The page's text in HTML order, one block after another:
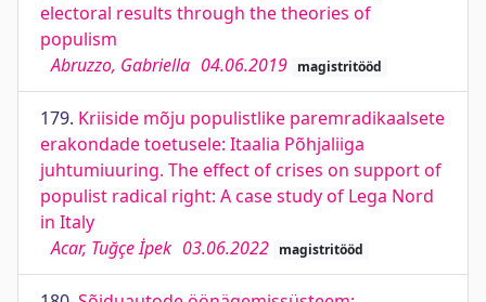
electoral results through the theories of
populism
Abruzzo, Gabriella 04.06.2019 magistritööd
179. Kriiside mõju populistlike paremradikaalsete
erakondade toetusele: Itaalia Põhjaliiga
juhtumiuuring. The effect of crises on support of
populist radical right: A case study of Lega Nord
in Italy
Acar, Tuğçe İpek 03.06.2022 magistritööd